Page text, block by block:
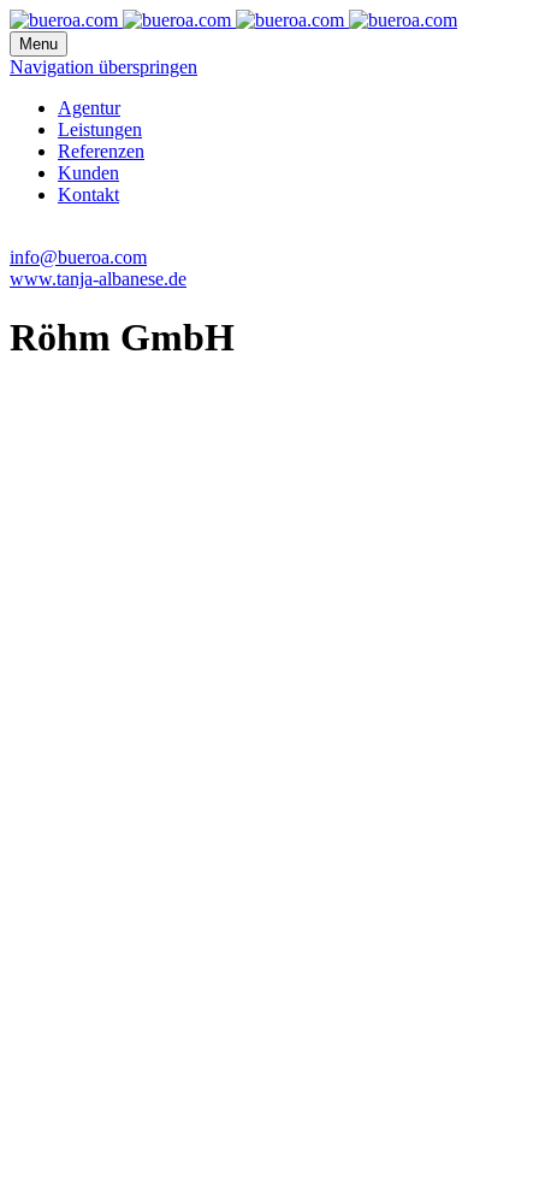
Menu
Navigation überspringen
Agentur
Leistungen
Referenzen
Kunden
Kontakt
info@bueroa.com
www.tanja-albanese.de
Röhm GmbH